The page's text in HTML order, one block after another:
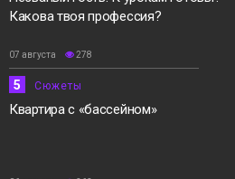
Какова твоя профессия?
07 августа 278
5 Сюжеты
Квартира с «бассейном»